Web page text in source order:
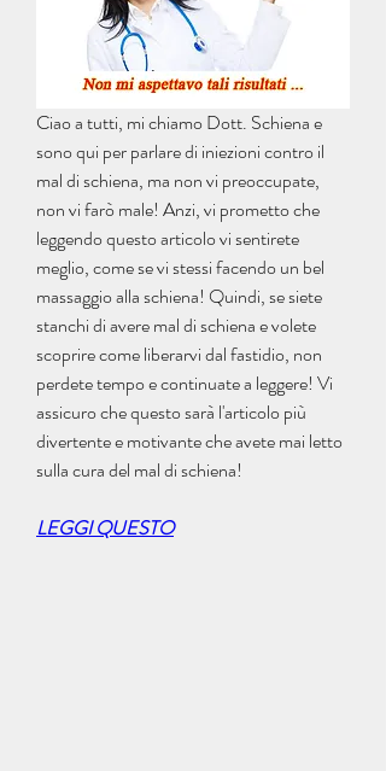
Ciao a tutti, mi chiamo Dott. Schiena e
sono qui per parlare di iniezioni contro il
mal di schiena, ma non vi preoccupate,
non vi farò male! Anzi, vi prometto che
leggendo questo articolo vi sentirete
meglio, come se vi stessi facendo un bel
massaggio alla schiena! Quindi, se siete
stanchi di avere mal di schiena e volete
scoprire come liberarvi dal fastidio, non
perdete tempo e continuate a leggere! Vi
assicuro che questo sarà l'articolo più
divertente e motivante che avete mai letto
sulla cura del mal di schiena!
LEGGI QUESTO